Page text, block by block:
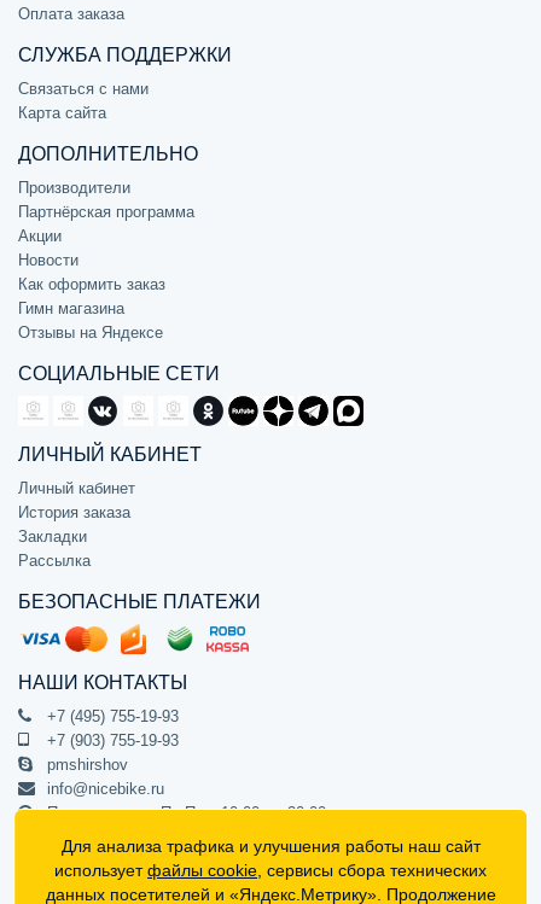
Оплата заказа
СЛУЖБА ПОДДЕРЖКИ
Связаться с нами
Карта сайта
ДОПОЛНИТЕЛЬНО
Производители
Партнёрская программа
Акции
Новости
Как оформить заказ
Гимн магазина
Отзывы на Яндексе
СОЦИАЛЬНЫЕ СЕТИ
ЛИЧНЫЙ КАБИНЕТ
Личный кабинет
История заказа
Закладки
Рассылка
БЕЗОПАСНЫЕ ПЛАТЕЖИ
НАШИ КОНТАКТЫ
+7 (495) 755-19-93
+7 (903) 755-19-93
pmshirshov
info@nicebike.ru
Прием звонков Пн-Пт с 10:00 до 20:00
ПВЗ Пн-Пт с 10:00 до 20:00
г. Москва, ул. Барклая 13с1
подъезд 1, цокольный этаж, офис 1
Для анализа трафика и улучшения работы наш сайт
используетфайлы cookie , сервисы сбора технических
данных посетителей и «Яндекс.Метрику». Продолжение